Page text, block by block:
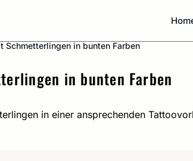
Schmetterlingen in bunten Farben
in bunten Farben
in einer ansprechenden